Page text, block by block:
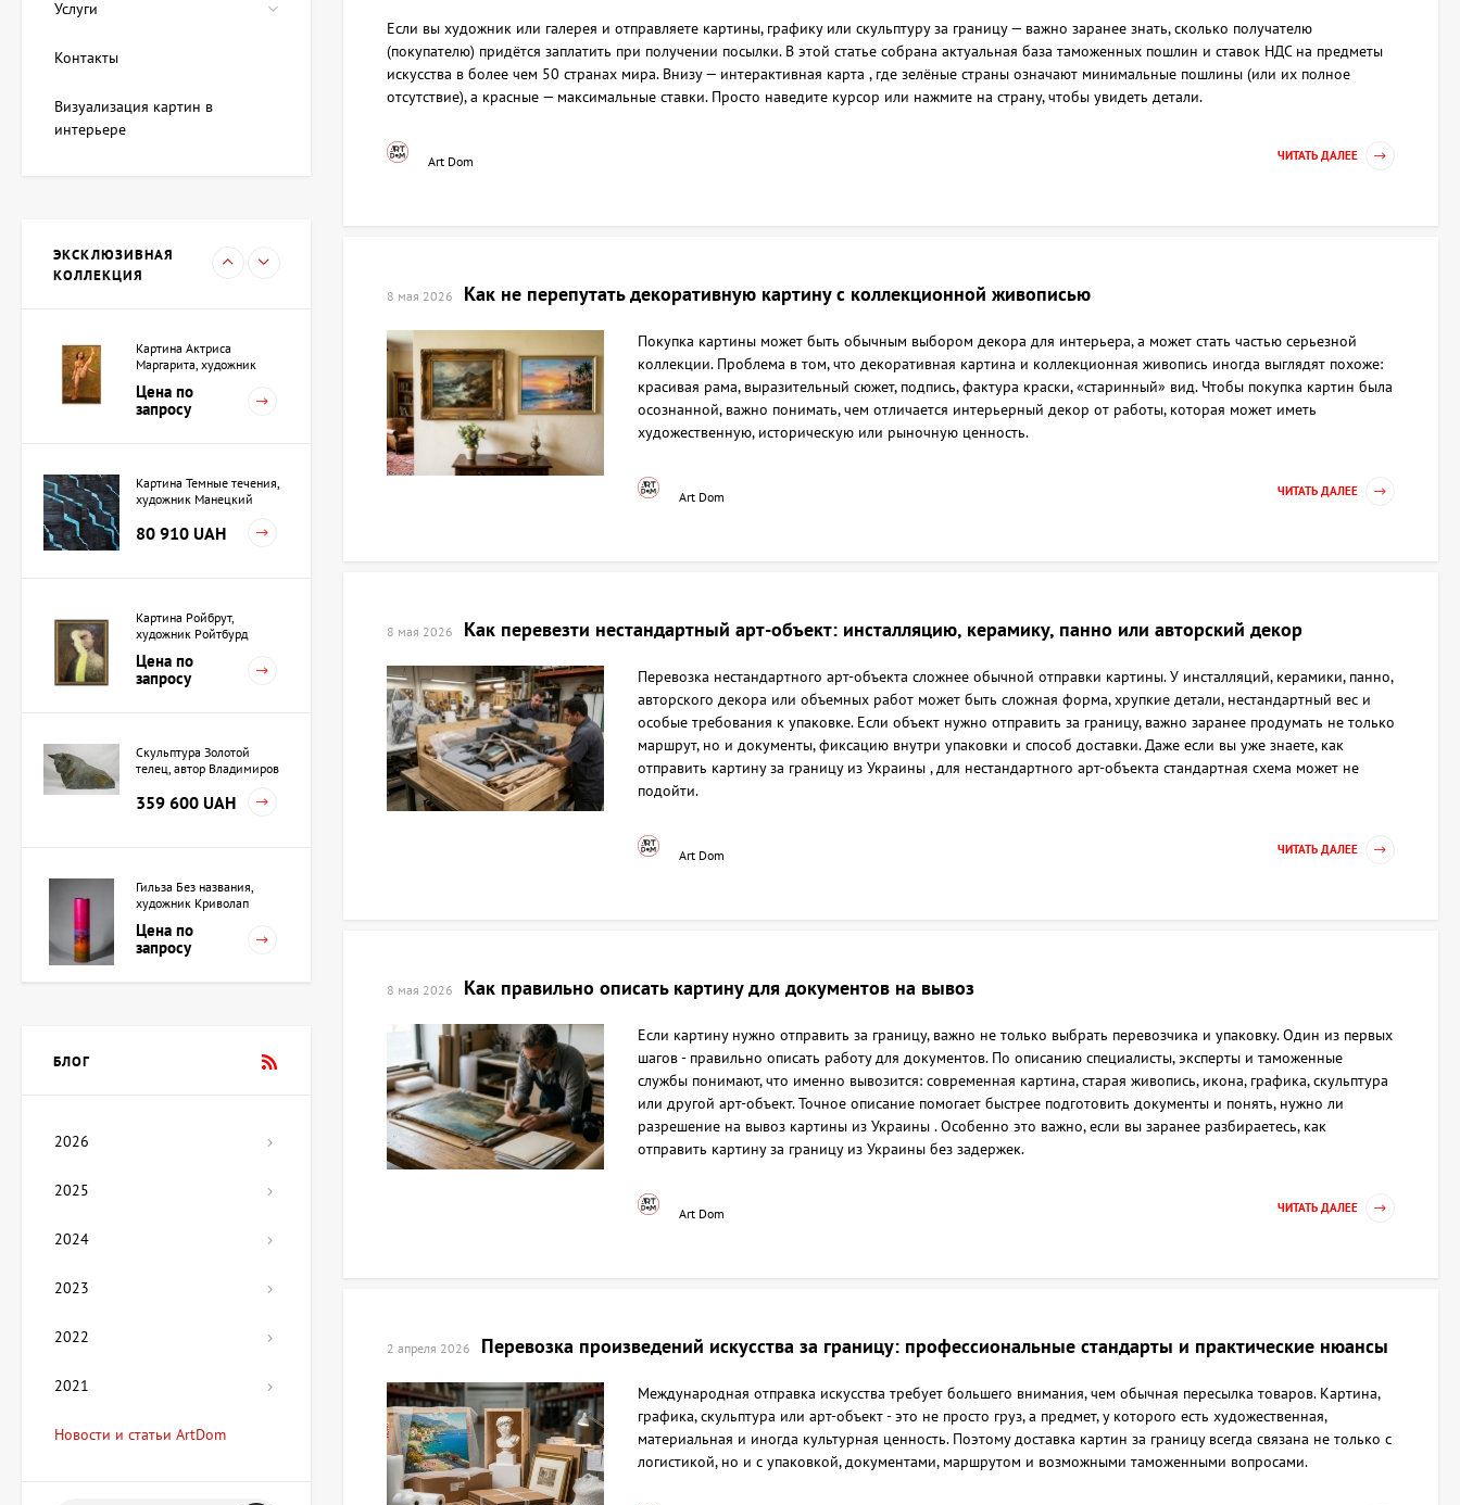
Если вы художник или галерея и отправляете картины, графику или скульптуру за границу — важно заранее знать, сколько получателю
(покупателю) придётся заплатить при получении посылки. В этой статье собрана актуальная база таможенных пошлин и ставок НДС на предметы
искусства в более чем 50 странах мира. Внизу — интерактивная карта , где зелёные страны означают минимальные пошлины (или их полное
отсутствие), а красные — максимальные ставки. Просто наведите курсор или нажмите на страну, чтобы увидеть детали.
Art Dom ЧИТАТЬ ДАЛЕЕ
8 мая 2026 Как не перепутать декоративную картину с коллекционной живописью
Покупка картины может быть обычным выбором декора для интерьера, а может стать частью серьезной
коллекции. Проблема в том, что декоративная картина и коллекционная живопись иногда выглядят похоже:
красивая рама, выразительный сюжет, подпись, фактура краски, «старинный» вид. Чтобы покупка картин была
осознанной, важно понимать, чем отличается интерьерный декор от работы, которая может иметь
художественную, историческую или рыночную ценность.
Art Dom ЧИТАТЬ ДАЛЕЕ
8 мая 2026 Как перевезти нестандартный арт-объект: инсталляцию, керамику, панно или авторский декор
Перевозка нестандартного арт-объекта сложнее обычной отправки картины. У инсталляций, керамики, панно,
авторского декора или объемных работ может быть сложная форма, хрупкие детали, нестандартный вес и
особые требования к упаковке. Если объект нужно отправить за границу, важно заранее продумать не только
маршрут, но и документы, фиксацию внутри упаковки и способ доставки. Даже если вы уже знаете, как
отправить картину за границу из Украины , для нестандартного арт-объекта стандартная схема может не
подойти.
Art Dom ЧИТАТЬ ДАЛЕЕ
8 мая 2026 Как правильно описать картину для документов на вывоз
Если картину нужно отправить за границу, важно не только выбрать перевозчика и упаковку. Один из первых
шагов - правильно описать работу для документов. По описанию специалисты, эксперты и таможенные
службы понимают, что именно вывозится: современная картина, старая живопись, икона, графика, скульптура
или другой арт-объект. Точное описание помогает быстрее подготовить документы и понять, нужно ли
разрешение на вывоз картины из Украины . Особенно это важно, если вы заранее разбираетесь, как
отправить картину за границу из Украины без задержек.
Art Dom ЧИТАТЬ ДАЛЕЕ
2 апреля 2026 Перевозка произведений искусства за границу: профессиональные стандарты и практические нюансы
Международная отправка искусства требует большего внимания, чем обычная пересылка товаров. Картина,
графика, скульптура или арт-объект - это не просто груз, а предмет, у которого есть художественная,
материальная и иногда культурная ценность. Поэтому доставка картин за границу всегда связана не только с
логистикой, но и с упаковкой, документами, маршрутом и возможными таможенными вопросами.
Услуги
Контакты
Визуализация картин в
интерьере
ЭКСКЛЮЗИВНАЯ
КОЛЛЕКЦИЯ
Виктория
Дмитрий
38 208 UAH
Картина Актриса
Маргарита, художник
Цена по
запросу
Картина Темные течения,
художник Манецкий
80 910 UAH
Картина Ройбрут,
художник Ройтбурд
Цена по
запросу
Скульптура Золотой
телец, автор Владимиров
359 600 UAH
Гильза Без названия,
художник Криволап
Цена по
запросу
Скульптура Гетман, автор
Картина Мой дом,
художник Медяник Анна
БЛОГ
2026
2025
2024
2023
2022
2021
Новости и статьи ArtDom